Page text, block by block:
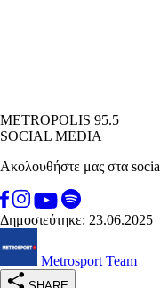
METROPOLIS 95.5
SOCIAL MEDIA
Ακολουθήστε μας στα
Δημοσιεύτηκε: 23.06.2025
Metrosport Team